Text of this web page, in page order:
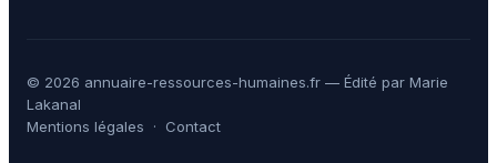
© 2026 annuaire-ressources-humaines.fr — Édité par Marie
Lakanal
Mentions légales · Contact